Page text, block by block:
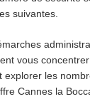
suivantes.
vous
explorer les
Cannes la